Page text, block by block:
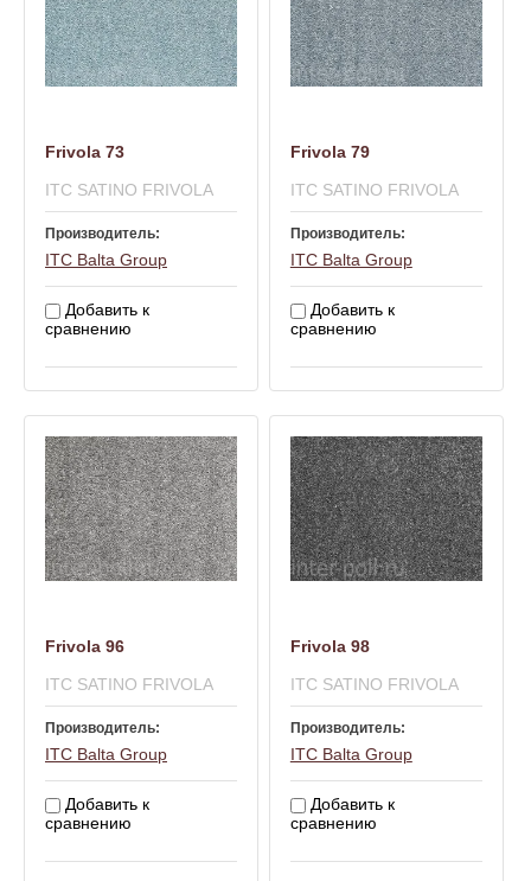
Frivola 73
ITC SATINO FRIVOLA
Производитель:
ITC Balta Group
Добавить к
сравнению
Frivola 79
ITC SATINO FRIVOLA
Производитель:
ITC Balta Group
Добавить к
сравнению
Frivola 96
ITC SATINO FRIVOLA
Производитель:
ITC Balta Group
Добавить к
сравнению
Frivola 98
ITC SATINO FRIVOLA
Производитель:
ITC Balta Group
Добавить к
сравнению